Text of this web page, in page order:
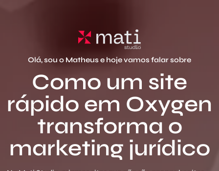
Olá, sou o Matheus e hoje vamos falar sobre
Como um site
rápido em Oxygen
transforma o
marketing jurídico